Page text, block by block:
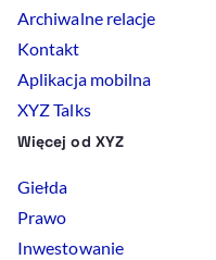
Archiwalne relacje
Kontakt
Aplikacja mobilna
XYZ Talks
Więcej od XYZ
Giełda
Prawo
Inwestowanie